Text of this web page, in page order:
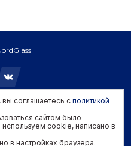
All rights reserved.
файлов cookie
соглашаетесь с политикой
сайтом было
cookie, написано в
в настройках браузера.